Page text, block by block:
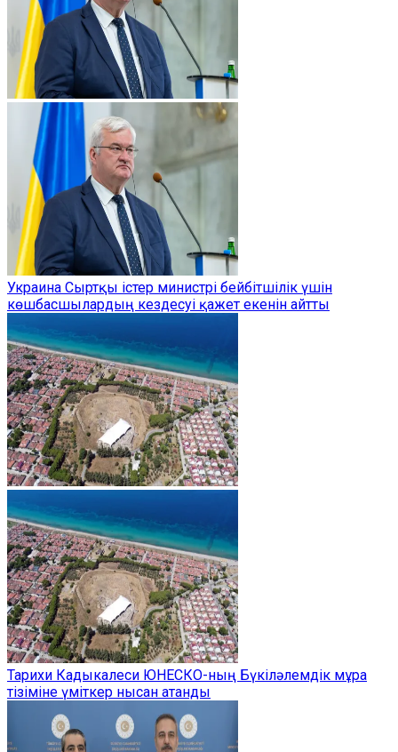
Украина Сыртқы істер министрі бейбітшілік үшін
көшбасшылардың кездесуі қажет екенін айтты
Тарихи Кадыкалеси ЮНЕСКО-ның Бүкіләлемдік мұра
тізіміне үміткер нысан атанды